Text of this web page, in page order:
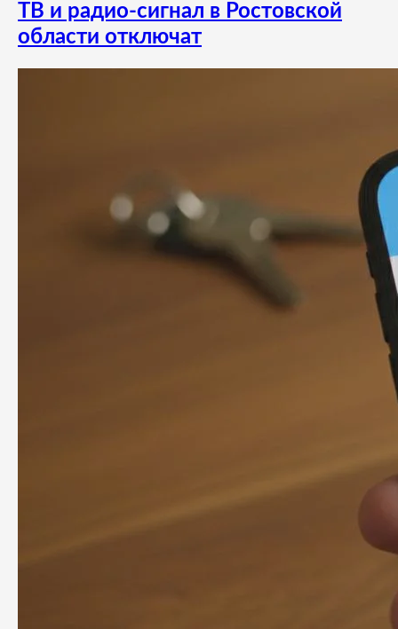
ТВ и радио-сигнал в Ростовской
области отключат